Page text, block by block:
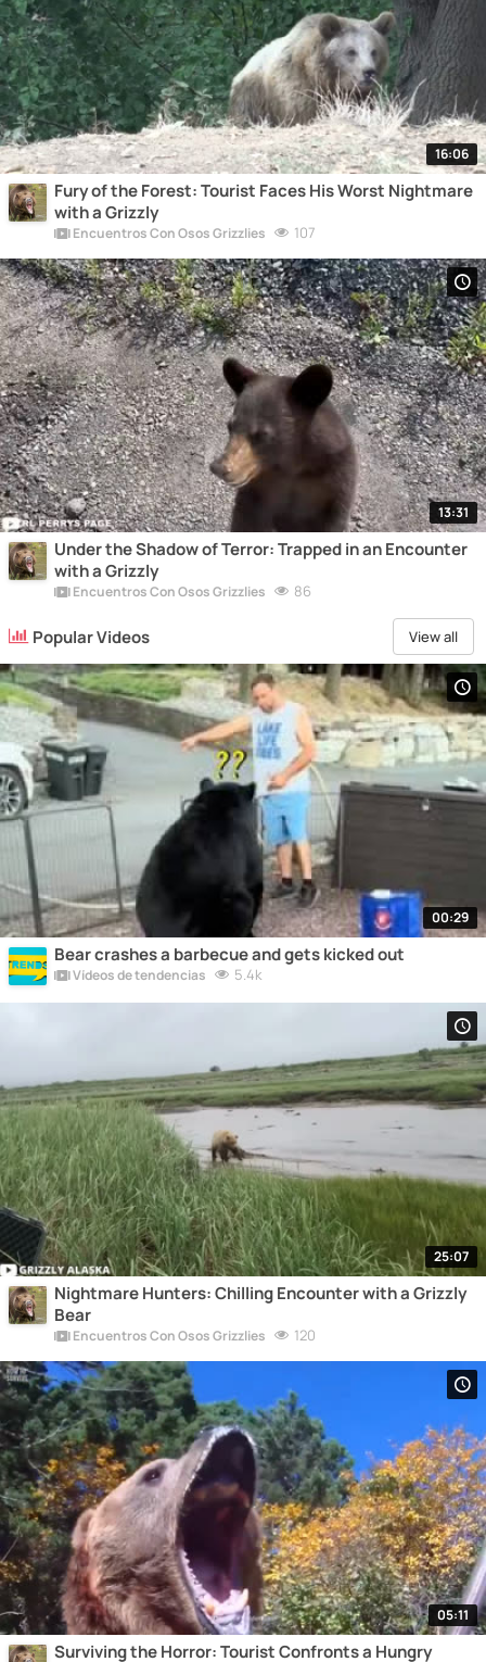
16:06
Fury of the Forest: Tourist Faces His Worst Nightmare
with a Grizzly
Encuentros Con Osos Grizzlies 107
13:31
Under the Shadow of Terror: Trapped in an Encounter
with a Grizzly
Encuentros Con Osos Grizzlies 86
Popular Videos View all
00:29
Bear crashes a barbecue and gets kicked out
Vídeos de tendencias 5.4k
25:07
Nightmare Hunters: Chilling Encounter with a Grizzly
Bear
Encuentros Con Osos Grizzlies 120
05:11
Surviving the Horror: Tourist Confronts a Hungry